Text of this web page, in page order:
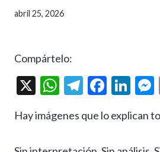
abril 25, 2026
Compártelo:
X
W
at
T
e
gr
F
e
b
Li
ke
dI
Hay imágenes que lo explican